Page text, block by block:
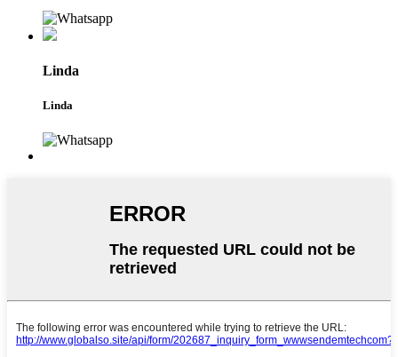
Linda
Linda